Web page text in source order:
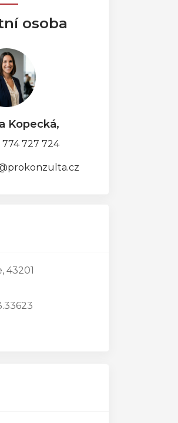
osoba
Kopecká,
774 727 724
43201